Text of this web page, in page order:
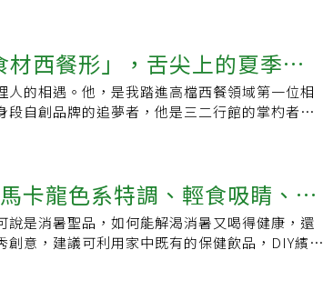
取其日文諧音「八仙」，區內林木茂密，氣候清
，園區內的溪水源自深山的森林，水質清澈，
豐富的鳥類生態，青背山雀、赤腹山雀等都是常
幽美麗。經過一夜好眠，第二天由森林療癒師
她年屆六十，已經有一個小學四年級的孫女，
、不同背景的人才加入。擔任生態導覽志工多
活動大不相同，生態旅遊是比較理性、傳遞知
，用「心」去看大自然，參加森林療癒活動不用
觀察所處環境，感受陽光及綠意。很多人置身山
料理必定會越來越受到歡迎。
，紅豆餡、紅棗桂圓泥都親自熬煮，香氣與滋
住請教她，為何如此會做料理？王培仁爽朗地
有興趣的事。」退休如何不要太廢太慌？找到能
人生的思考開始普及，王培仁可是從很小就考慮
一躺就是20年。」而父親則恰恰相反，退休後
時間怕無聊就剪剪報、修族譜，做完了再繼續找
位是沒有主軸拚命找事做，這2種退休人生太廢
還在中學當美術老師時，她便想到，料理是自己
若是不喜歡的事，會覺得忍耐犧牲，不可能持續
疑問需以專業醫師評估為準。圈媽的超市採買
搭配各種顏色，例如綠色菠菜、秋葵；黃色的
紅色番茄、紅蘿蔔等等，每餐吃到更多不同種類
五花肉、雞胸肉、豬絞肉、牛肋條....。雞豬牛肉
3.海鮮區：選擇快熟、易料理的海鮮，搭配即
煎熟加熱即可，很適合作為常備菜或便當菜。
、脂肪 39.2 g、熱量 616 cal、膳食纖維 0.4 g、
洋蔥 30g、九層塔 5g、雞蛋 1 顆● 調味料米酒
、白胡椒粉 0.5g、薑粉 0.5g、鹽麴 1g、玫瑰鹽
西餐形」，舌尖上的夏季義
人的相遇。他，是我踏進高檔西餐領域第一位相
段自創品牌的追夢者，他是三二行館的掌杓者
的模樣，總是會笑說，「唉唷，Jimmy主廚妳
個關鍵字，心情莫名就穩定了下來，但食慾卻被
，沒有束縛感，總能讓口中的滋味伸向天際。
明信片的菜單，用簡單線條呈現這季主打菜，翻
食材入菜，應該是我第一次看到Jimmy如此表
卡龍色系特調、輕食吸睛、健
說是消暑聖品，如何能解渴消暑又喝得健康，還
創意，建議可利用家中既有的保健飲品，DIY繽紛